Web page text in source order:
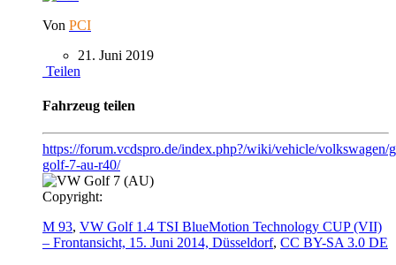
Von PCI
21. Juni 2019
Teilen
Fahrzeug teilen
https://forum.vcdspro.de/index.php?/wiki/vehicle/volkswagen/
golf-7-au-r40/
Copyright:
M 93, VW Golf 1.4 TSI BlueMotion Technology CUP (VII)
– Frontansicht, 15. Juni 2014, Düsseldorf, CC BY-SA 3.0 DE